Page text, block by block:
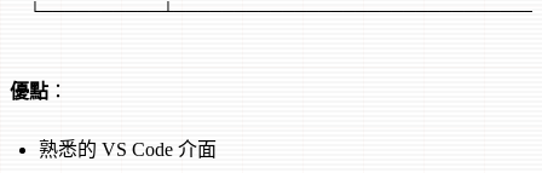
優點 ：
熟悉的 VS Code 介面